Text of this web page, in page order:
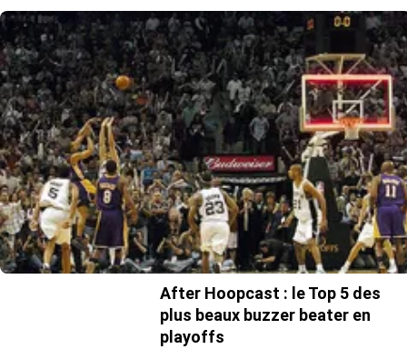
After Hoopcast : le Top 5 des
plus beaux buzzer beater en
playoffs